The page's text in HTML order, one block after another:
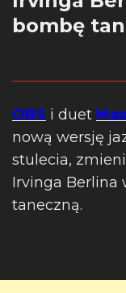
bombę
OBS i duet
nową wersję
stulecia,
Irvinga Berlina
taneczną.